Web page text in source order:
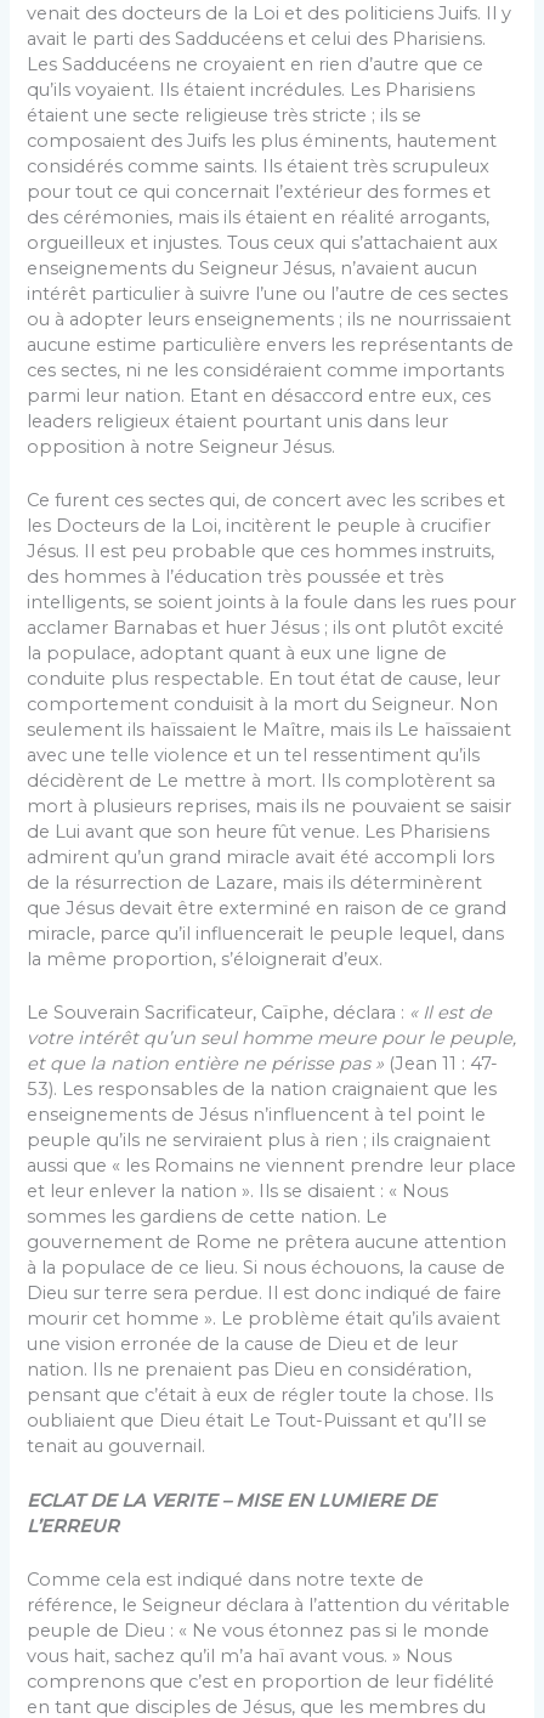
venait des docteurs de la Loi et des politiciens Juifs. Il y
avait le parti des Sadducéens et celui des Pharisiens.
Les Sadducéens ne croyaient en rien d’autre que ce
qu’ils voyaient. Ils étaient incrédules. Les Pharisiens
étaient une secte religieuse très stricte ; ils se
composaient des Juifs les plus éminents, hautement
considérés comme saints. Ils étaient très scrupuleux
pour tout ce qui concernait l’extérieur des formes et
des cérémonies, mais ils étaient en réalité arrogants,
orgueilleux et injustes. Tous ceux qui s’attachaient aux
enseignements du Seigneur Jésus, n’avaient aucun
intérêt particulier à suivre l’une ou l’autre de ces sectes
ou à adopter leurs enseignements ; ils ne nourrissaient
aucune estime particulière envers les représentants de
ces sectes, ni ne les considéraient comme importants
parmi leur nation. Etant en désaccord entre eux, ces
leaders religieux étaient pourtant unis dans leur
opposition à notre Seigneur Jésus.
Ce furent ces sectes qui, de concert avec les scribes et
les Docteurs de la Loi, incitèrent le peuple à crucifier
Jésus. Il est peu probable que ces hommes instruits,
des hommes à l’éducation très poussée et très
intelligents, se soient joints à la foule dans les rues pour
acclamer Barnabas et huer Jésus ; ils ont plutôt excité
la populace, adoptant quant à eux une ligne de
conduite plus respectable. En tout état de cause, leur
comportement conduisit à la mort du Seigneur. Non
seulement ils haïssaient le Maître, mais ils Le haïssaient
avec une telle violence et un tel ressentiment qu’ils
décidèrent de Le mettre à mort. Ils complotèrent sa
mort à plusieurs reprises, mais ils ne pouvaient se saisir
de Lui avant que son heure fût venue. Les Pharisiens
admirent qu’un grand miracle avait été accompli lors
de la résurrection de Lazare, mais ils déterminèrent
que Jésus devait être exterminé en raison de ce grand
miracle, parce qu’il influencerait le peuple lequel, dans
la même proportion, s’éloignerait d’eux.
Le Souverain Sacrificateur, Caïphe, déclara : « Il est de
votre intérêt qu’un seul homme meure pour le peuple,
et que la nation entière ne périsse pas » (Jean 11 : 47-
53). Les responsables de la nation craignaient que les
enseignements de Jésus n’influencent à tel point le
peuple qu’ils ne serviraient plus à rien ; ils craignaient
aussi que « les Romains ne viennent prendre leur place
et leur enlever la nation ». Ils se disaient : « Nous
sommes les gardiens de cette nation. Le
gouvernement de Rome ne prêtera aucune attention
à la populace de ce lieu. Si nous échouons, la cause de
Dieu sur terre sera perdue. Il est donc indiqué de faire
mourir cet homme ». Le problème était qu’ils avaient
une vision erronée de la cause de Dieu et de leur
nation. Ils ne prenaient pas Dieu en considération,
pensant que c’était à eux de régler toute la chose. Ils
oubliaient que Dieu était Le Tout-Puissant et qu’Il se
tenait au gouvernail.
ECLAT DE LA VERITE – MISE EN LUMIERE DE
L’ERREUR
Comme cela est indiqué dans notre texte de
référence, le Seigneur déclara à l’attention du véritable
peuple de Dieu : « Ne vous étonnez pas si le monde
vous hait, sachez qu’il m’a haï avant vous. » Nous
comprenons que c’est en proportion de leur fidélité
en tant que disciples de Jésus, que les membres du